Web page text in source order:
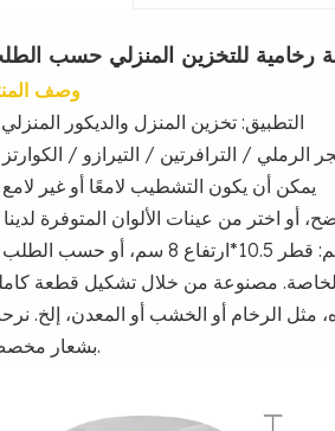
رخامية للتخزين المنزلي حسب
وصف
1. التطبيق: تخزين المنزل والديكور المنزلي
الرملي / الترافرتين / التيرازو / الكوارتز
3. يمكن أن يكون التشطيب لامعًا أو غير لامع
أو اختر من عينات الألوان المتوفرة لدينا
8 سم، أو حسب الطلب
الخاصة. مصنوعة من خلال تشكيل قطعة
مثل الرخام أو الخشب أو المعدن، إلخ.
بشعار مخصص.